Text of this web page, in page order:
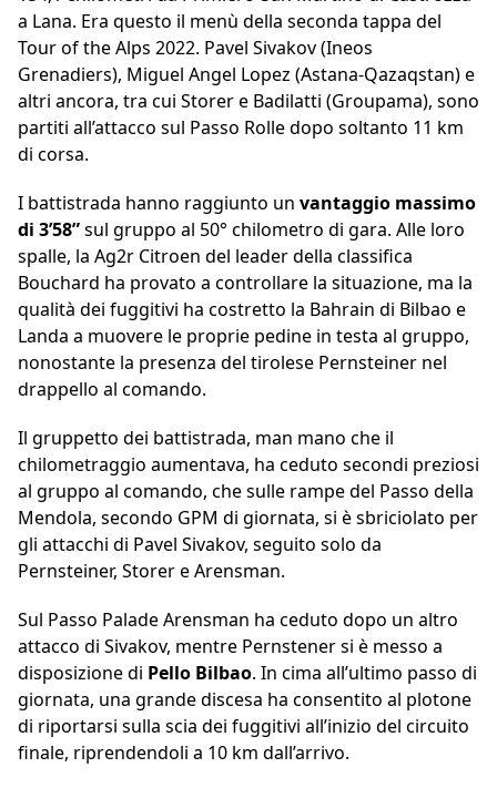
a Lana. Era questo il menù della seconda tappa del
Tour of the Alps 2022. Pavel Sivakov (Ineos
Grenadiers), Miguel Angel Lopez (Astana-Qazaqstan) e
altri ancora, tra cui Storer e Badilatti (Groupama), sono
partiti all’attacco sul Passo Rolle dopo soltanto 11 km
di corsa.
I battistrada hanno raggiunto un vantaggio massimo
di 3’58”sul gruppo al 50° chilometro di gara. Alle loro
spalle, la Ag2r Citroen del leader della classifica
Bouchard ha provato a controllare la situazione, ma la
qualità dei fuggitivi ha costretto la Bahrain di Bilbao e
Landa a muovere le proprie pedine in testa al gruppo,
nonostante la presenza del tirolese Pernsteiner nel
drappello al comando.
Il gruppetto dei battistrada, man mano che il
chilometraggio aumentava, ha ceduto secondi preziosi
al gruppo al comando, che sulle rampe del Passo della
Mendola, secondo GPM di giornata, si è sbriciolato per
gli attacchi di Pavel Sivakov, seguito solo da
Pernsteiner, Storer e Arensman.
Sul Passo Palade Arensman ha ceduto dopo un altro
attacco di Sivakov, mentre Pernstener si è messo a
disposizione di Pello Bilbao. In cima all’ultimo passo di
giornata, una grande discesa ha consentito al plotone
di riportarsi sulla scia dei fuggitivi all’inizio del circuito
finale, riprendendoli a 10 km dall’arrivo.